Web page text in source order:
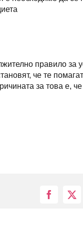
правило за
че те
за това е,
Facebook
X